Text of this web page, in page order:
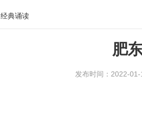
经典诵读
肥
发布时间：2022-